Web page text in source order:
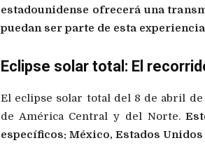
estadounidense ofrecerá una
puedan ser parte de esta
Eclipse solar total: El
El eclipse solar total del 8 de abril
de América Central y del Norte.
específicos: México, Estados Unidos